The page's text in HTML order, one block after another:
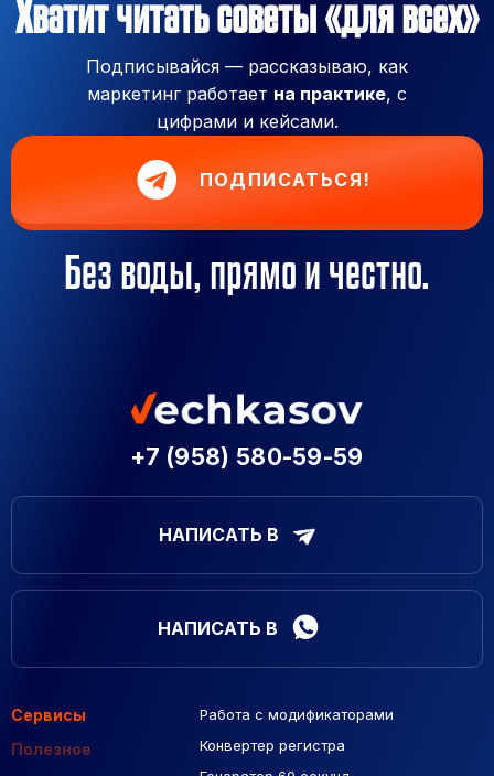
Хватит читать советы «для всех»
Подписывайся — рассказываю, как
маркетинг работает на практике, с
цифрами и кейсами.
ПОДПИСАТЬСЯ!
Без воды, прямо и честно.
+7 (958) 580-59-59
НАПИСАТЬ В
НАПИСАТЬ В
Сервисы
Полезное
Работа с модификаторами
Конвертер регистра
Подборка сайтов
Макеты Figma
Созданные сайты
Контекстная реклама